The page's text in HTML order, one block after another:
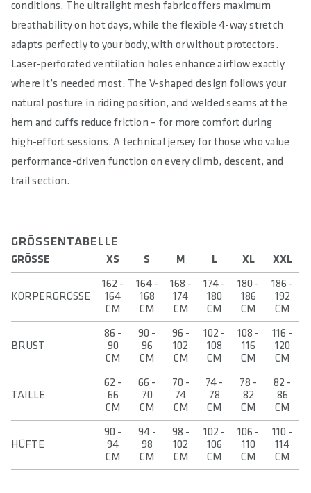
conditions. The ultralight mesh fabric offers maximum
breathability on hot days, while the flexible 4-way stretch
adapts perfectly to your body, with or without protectors.
Laser-perforated ventilation holes enhance airflow exactly
where it’s needed most. The V-shaped design follows your
natural posture in riding position, and welded seams at the
hem and cuffs reduce friction – for more comfort during
high-effort sessions. A technical jersey for those who value
performance-driven function on every climb, descent, and
trail section.
GRÖSSENTABELLE
GRÖSSE XS S M L XL XXL
KÖRPERGRÖSSE
162 -
164
CM
164 -
168
CM
168 -
174
CM
174 -
180
CM
180 -
186
CM
186 -
192
CM
BRUST
86 -
90
CM
90 -
96
CM
96 -
102
CM
102 -
108
CM
108 -
116
CM
116 -
120
CM
TAILLE
62 -
66
CM
66 -
70
CM
70 -
74
CM
74 -
78
CM
78 -
82
CM
82 -
86
CM
HÜFTE
90 -
94
CM
94 -
98
CM
98 -
102
CM
102 -
106
CM
106 -
110
CM
110 -
114
CM